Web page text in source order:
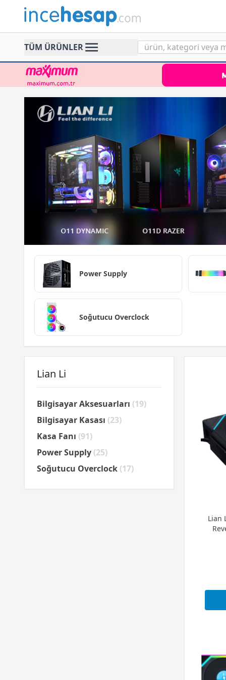
Incehesap
TÜM ÜRÜNLER
Power Supply
Soğutucu Overclock
Lian Li
Bilgisayar Aksesuarları (19)
Bilgisayar Kasası (23)
Kasa Fanı (91)
Power Supply (25)
Soğutucu Overclock (17)
Lian